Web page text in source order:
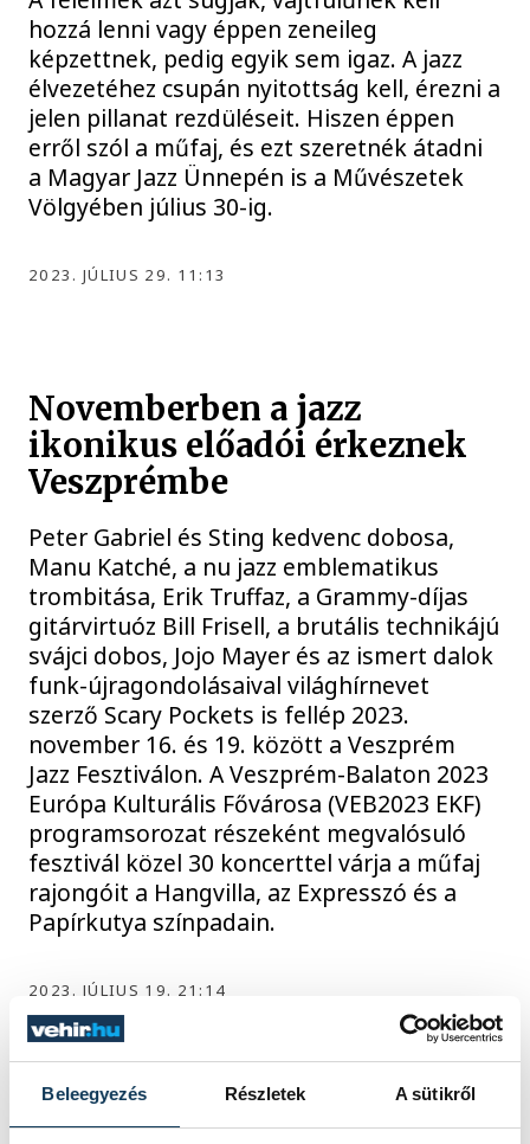
Beleegyezés Részletek A sütikről
hozzá lenni vagy éppen zeneileg
képzettnek, pedig egyik sem igaz. A jazz
élvezetéhez csupán nyitottság kell, érezni a
jelen pillanat rezdüléseit. Hiszen éppen
erről szól a műfaj, és ezt szeretnék átadni
a Magyar Jazz Ünnepén is a Művészetek
Völgyében július 30-ig.
2023. JÚLIUS 29. 11:13
Novemberben a jazz
ikonikus előadói érkeznek
Veszprémbe
Peter Gabriel és Sting kedvenc dobosa,
Manu Katché, a nu jazz emblematikus
trombitása, Erik Truffaz, a Grammy-díjas
gitárvirtuóz Bill Frisell, a brutális technikájú
svájci dobos, Jojo Mayer és az ismert dalok
funk-újragondolásaival világhírnevet
szerző Scary Pockets is fellép 2023.
november 16. és 19. között a Veszprém
Jazz Fesztiválon. A Veszprém-Balaton 2023
Európa Kulturális Fővárosa (VEB2023 EKF)
programsorozat részeként megvalósuló
fesztivál közel 30 koncerttel várja a műfaj
rajongóit a Hangvilla, az Expresszó és a
Papírkutya színpadain.
2023. JÚLIUS 19. 21:14
VESZPRÉMFEST